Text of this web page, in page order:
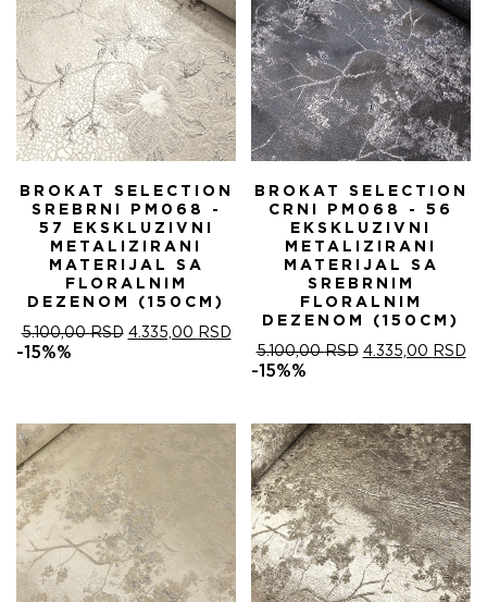
BROKAT SELECTION
SREBRNI PM068 -
57 EKSKLUZIVNI
METALIZIRANI
MATERIJAL SA
FLORALNIM
DEZENOM (150CM)
5.100,00RSD ОРИГИНАЛНА
4.335,00 RSDТРЕНУТНА
ЦЕНА
-15%%
BROKAT SELECTION
CRNI PM068 - 56
EKSKLUZIVNI
METALIZIRANI
MATERIJAL SA
SREBRNIM
FLORALNIM
DEZENOM (150CM)
5.100,00RSD ОРИГИНАЛНА
5.100,00 RSD.
4.335,00 RSD
-15%%